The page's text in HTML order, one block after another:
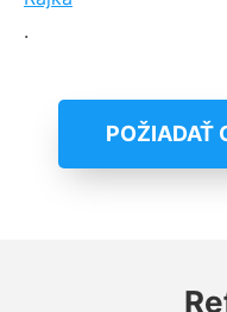
.
POŽIADAŤ